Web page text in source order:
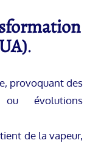
.
provoquant des
ou évolutions
de la vapeur,